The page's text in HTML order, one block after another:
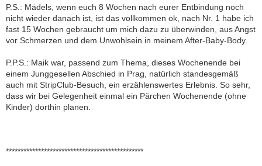
P.S.: Mädels, wenn euch 8 Wochen nach eurer Entbindung noch
nicht wieder danach ist, ist das vollkommen ok, nach Nr. 1 habe ich
fast 15 Wochen gebraucht um mich dazu zu überwinden, aus Angst
vor Schmerzen und dem Unwohlsein in meinem After-Baby-Body.
P.P.S.: Maik war, passend zum Thema, dieses Wochenende bei
einem Junggesellen Abschied in Prag, natürlich standesgemäß
auch mit StripClub-Besuch, ein erzählenswertes Erlebnis. So sehr,
dass wir bei Gelegenheit einmal ein Pärchen Wochenende (ohne
Kinder) dorthin planen.
***********************************************